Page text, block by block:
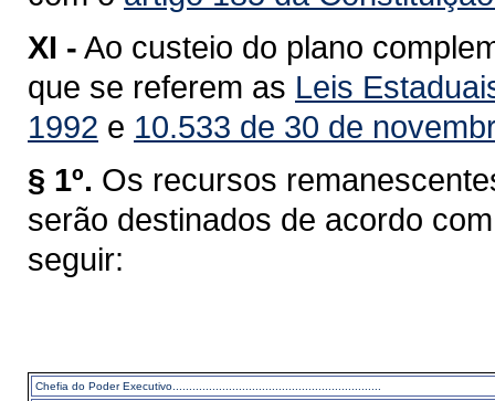
XI - Ao custeio do plano
que se referem as Leis
1992 e 10.533 de 30 de
§ 1º. Os recursos
serão destinados de acordo
seguir:
Chefia do Poder Executivo...............................................................